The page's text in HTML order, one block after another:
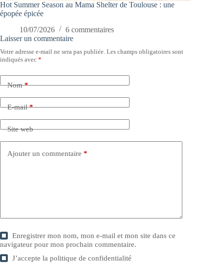
Hot Summer Season au Mama Shelter de Toulouse : une
épopée épicée
10/07/2026
6 commentaires
Laisser un commentaire
Votre adresse e-mail ne sera pas publiée. Les champs obligatoires sont
indiqués avec *
Nom*
E-mail*
Site web
Ajouter un commentaire *
Enregistrer mon nom, mon e-mail et mon site dans ce
navigateur pour mon prochain commentaire.
J’accepte lapolitique de confidentialité